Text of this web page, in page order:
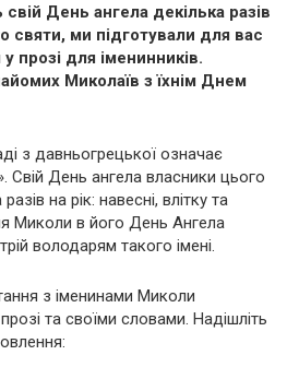
День ангела декілька разів
святи, ми підготували для вас
прозі для іменинників.
Миколаїв з їхнім Днем
з давньогрецької означає
Свій День ангела власники цього
на рік: навесні, влітку та
Миколи в його День Ангела
володарям такого імені.
з іменинами Миколи
та своїми словами. Надішліть